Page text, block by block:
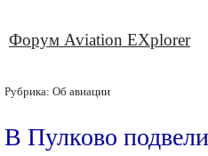
Форум Aviation EXplorer
Рубрика: Об авиации
В Пулково